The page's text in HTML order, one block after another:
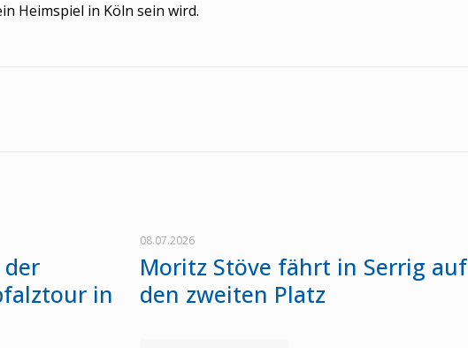
Heimspiel in Köln sein wird.
in
08.07.2026
Moritz Stöve fährt in Serrig auf
den zweiten Platz